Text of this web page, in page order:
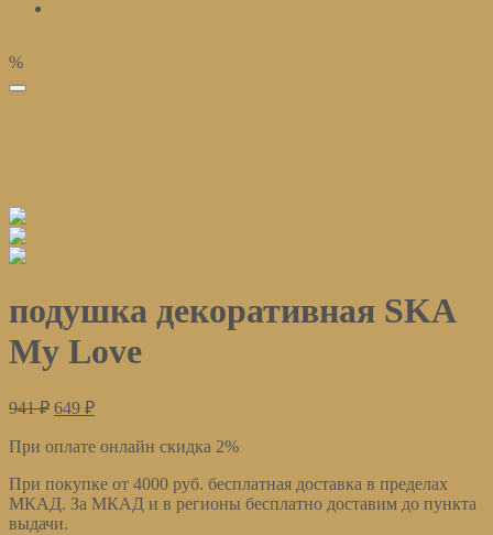
%
подушка декоративная SKA
My Love
941₽ 649 ₽
При оплате онлайн скидка 2%
При покупке от 4000 руб. бесплатная доставка в пределах
МКАД. За МКАД и в регионы бесплатно доставим до пункта
выдачи.